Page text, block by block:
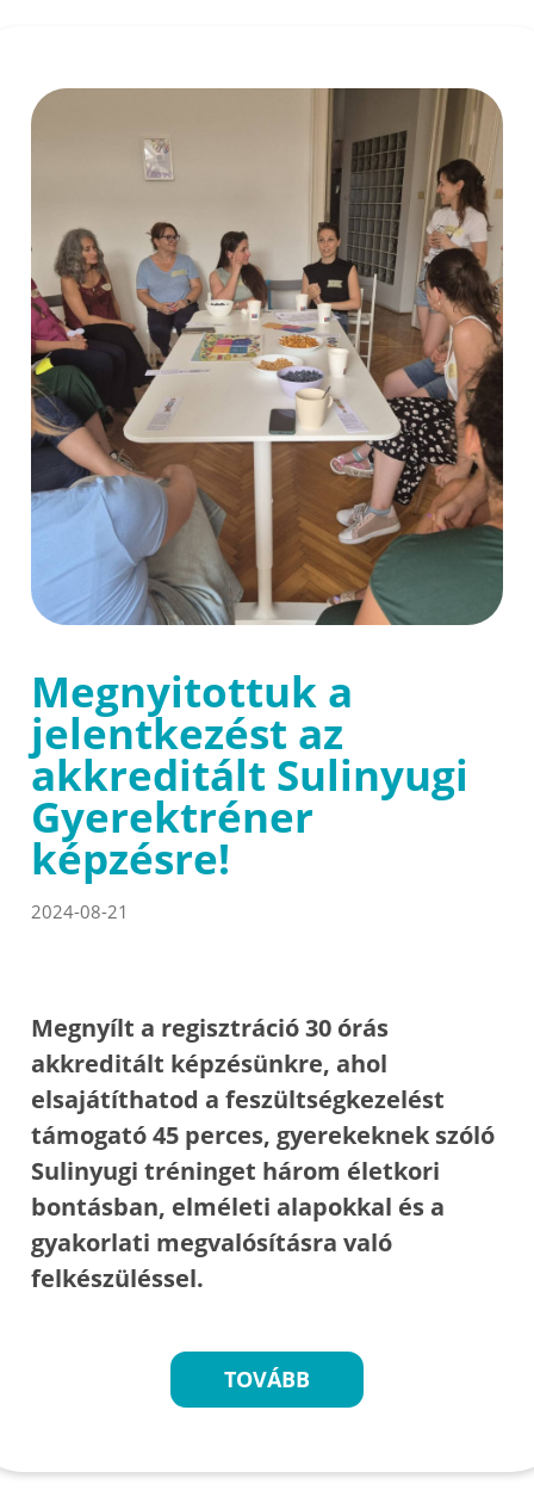
Megnyitottuk a
jelentkezést az
akkreditált Sulinyugi
Gyerektréner
képzésre!
2024-08-21
Megnyílt a regisztráció 30 órás
akkreditált képzésünkre, ahol
elsajátíthatod a feszültségkezelést
támogató 45 perces, gyerekeknek szóló
Sulinyugi tréninget három életkori
bontásban, elméleti alapokkal és a
gyakorlati megvalósításra való
felkészüléssel.
TOVÁBB